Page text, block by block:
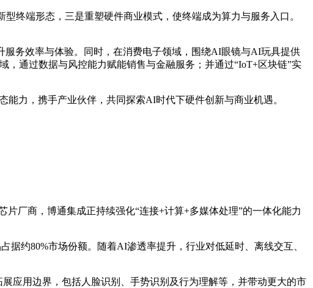
终端形态，三是重塑硬件商业模式，使终端成为算力与服务入口。
务效率与体验。同时，在消费电子领域，围绕AI眼镜与AI玩具提供
通过数据与风控能力赋能销售与金融服务；并通过“IoT+区块链”实
力，携手产业伙伴，共同探索AI时代下硬件创新与商业机遇。
厂商，博通集成正持续强化“连接+计算+多媒体处理”的一体化能力
约80%市场份额。随着AI渗透率提升，行业对低延时、离线交互、
应用边界，包括人脸识别、手势识别及行为理解等，并带动更大的市